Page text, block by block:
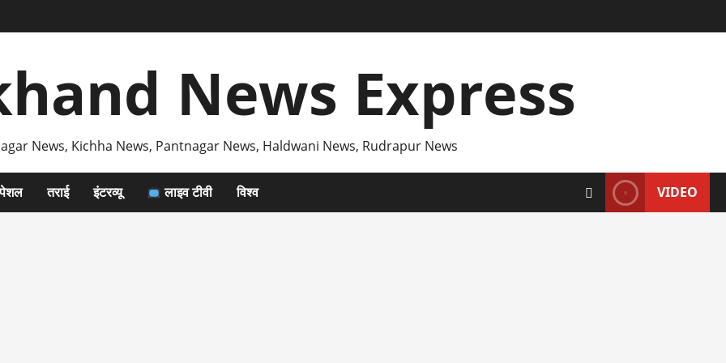
News Express
News, Kichha News, Pantnagar News, Haldwani News, Rudrapur News
तराई इंटरव्यू लाइव टीवी विश्व VIDEO